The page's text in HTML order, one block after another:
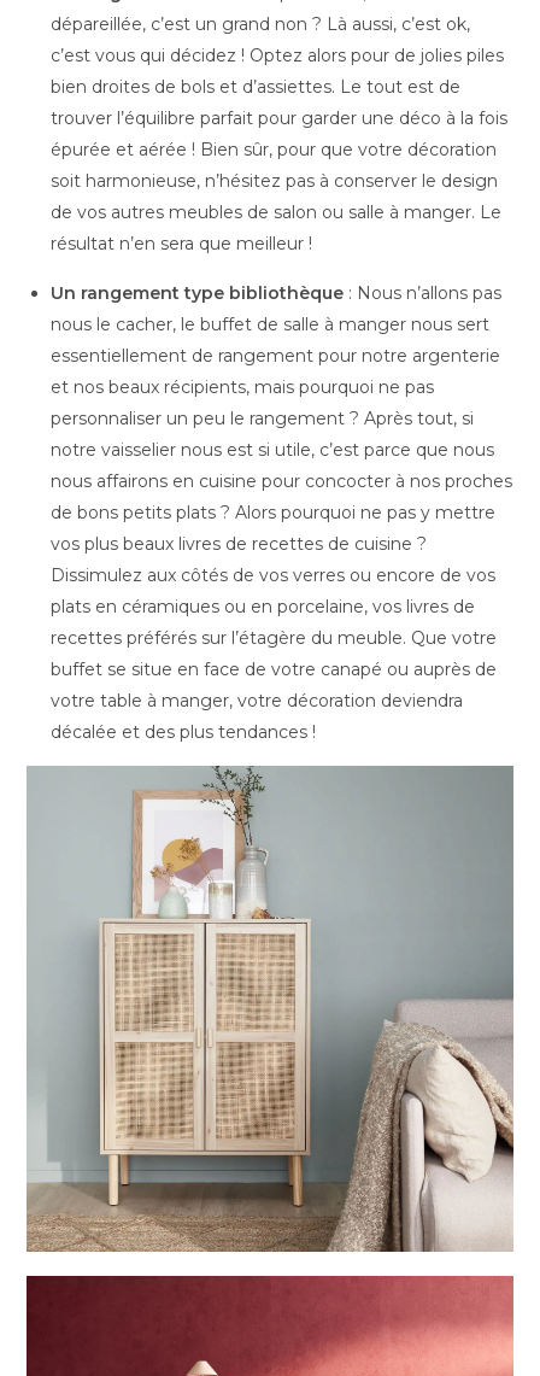
dépareillée, c’est un grand non ? Là aussi, c’est ok,
c’est vous qui décidez ! Optez alors pour de jolies piles
bien droites de bols et d’assiettes. Le tout est de
trouver l’équilibre parfait pour garder une déco à la fois
épurée et aérée ! Bien sûr, pour que votre décoration
soit harmonieuse, n’hésitez pas à conserver le design
de vos autres meubles de salon ou salle à manger. Le
résultat n’en sera que meilleur !
Un rangement type bibliothèque : Nous n’allons pas
nous le cacher, le buffet de salle à manger nous sert
essentiellement de rangement pour notre argenterie
et nos beaux récipients, mais pourquoi ne pas
personnaliser un peu le rangement ? Après tout, si
notre vaisselier nous est si utile, c’est parce que nous
nous affairons en cuisine pour concocter à nos proches
de bons petits plats ? Alors pourquoi ne pas y mettre
vos plus beaux livres de recettes de cuisine ?
Dissimulez aux côtés de vos verres ou encore de vos
plats en céramiques ou en porcelaine, vos livres de
recettes préférés sur l’étagère du meuble. Que votre
buffet se situe en face de votre canapé ou auprès de
votre table à manger, votre décoration deviendra
décalée et des plus tendances !